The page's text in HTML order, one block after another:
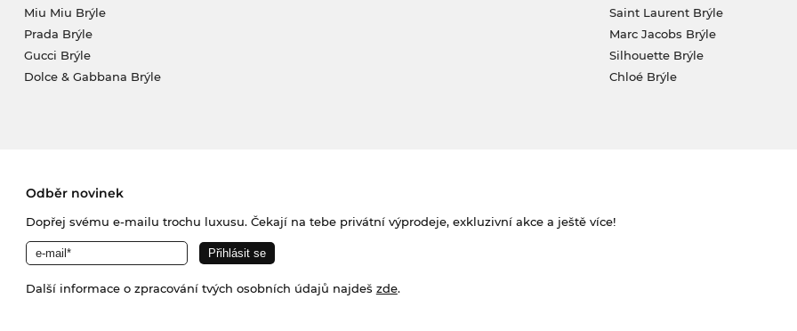
Miu Miu Brýle
Prada Brýle
Gucci Brýle
Dolce & Gabbana Brýle
Saint Laurent Brýle
Marc Jacobs Brýle
Silhouette Brýle
Chloé Brýle
Odběr novinek
Dopřej svému e-mailu trochu luxusu. Čekají na tebe privátní výprodeje, exkluzivní akce a ještě více!
Další informace o zpracování tvých osobních údajů najdeš zde.